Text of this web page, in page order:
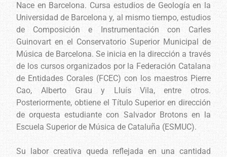
Nace en Barcelona. Cursa estudios de Geología en la
Universidad de Barcelona y, al mismo tiempo, estudios
de Composición e Instrumentación con Carles
Guinovart en el Conservatorio Superior Municipal de
Música de Barcelona. Se inicia en la dirección a través
de los cursos organizados por la Federación Catalana
de Entidades Corales (FCEC) con los maestros Pierre
Cao, Alberto Grau y Lluís Vila, entre otros.
Posteriormente, obtiene el Título Superior en dirección
de orquesta estudiante con Salvador Brotons en la
Escuela Superior de Música de Cataluña (ESMUC).
Su labor creativa queda reflejada en una cantidad